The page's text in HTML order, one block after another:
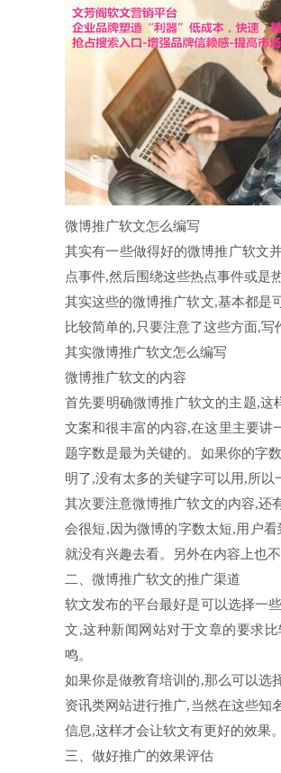
微博推广软文怎么编写
其实有一些做得好的微博推广软文
点事件,然后围绕这些热点事件或是
其实这些的微博推广软文,基本都是
比较简单的,只要注意了这些方面,写
其实微博推广软文怎么编写
微博推广软文的内容
首先要明确微博推广软文的主题,这
文案和很丰富的内容,在这里主要讲
题字数是最为关键的。如果你的字
明了,没有太多的关键字可以用,所以
其次要注意微博推广软文的内容,还
会很短,因为微博的字数太短,用户
就没有兴趣去看。另外在内容上也
二、微博推广软文的推广渠道
软文发布的平台最好是可以选择一
文,这种新闻网站对于文章的要求
鸣。
如果你是做教育培训的,那么可以选
资讯类网站进行推广,当然在这些知
信息,这样才会让软文有更好的效果。
三、做好推广的效果评估